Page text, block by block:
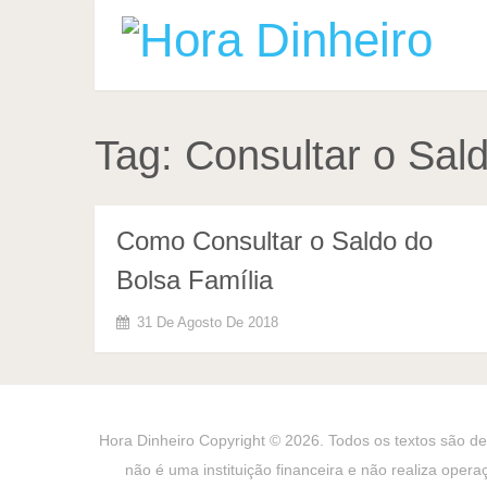
Tag: Consultar o
Como Consultar o Saldo do
Bolsa Família
31 De Agosto De 2018
Hora Dinheiro Copyright © 2026. Todos os textos são
não é uma instituição financeira e não realiza